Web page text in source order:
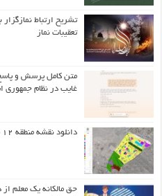
تشریح ارتباط
تعقیبات نماز
متن کامل پرسش و
غایب در نظام جمهوری
دانلود نقشه منطقه ۱۲ مشهد (الهیه) به تفکیک کاربریها
حق مالکانه یک معلم